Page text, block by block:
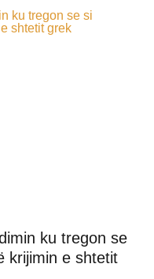
ku tregon se
krijimin e shtetit